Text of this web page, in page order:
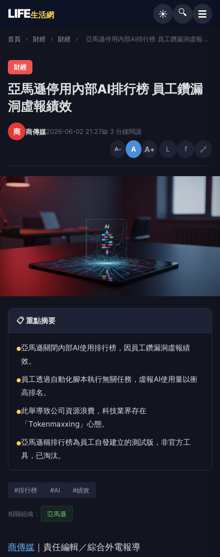
LIFE生活網 ☀️ 🔍 ☰
首頁 › 財經 › 財經 › 亞馬遜停用內部AI排行榜 員工鑽漏洞虛報...
財經
亞馬遜停用內部AI排行榜 員工鑽漏
洞虛報績效
商 商傳媒2026-06-02 21:27📖 3 分鐘閱讀
A− A A+ L f 🔗
📋 重點摘要
●亞馬遜關閉內部AI使用排行榜，因員工鑽漏洞虛報績
效。
● 員工透過自動化腳本執行無關任務，虛報AI使用量以衝
高排名。
●此舉導致公司資源浪費，科技業界存在
「Tokenmaxxing」心態。
●亞馬遜稱排行榜為員工自發建立的測試版，非官方工
具，已淘汰。
#排行榜 #AI #績效
相關組織： 亞馬遜
商傳媒 ｜責任編輯／綜合外電報導